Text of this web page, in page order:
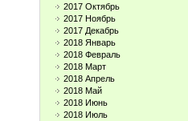
2017 Октябрь
2017 Ноябрь
2017 Декабрь
2018 Январь
2018 Февраль
2018 Март
2018 Апрель
2018 Май
2018 Июнь
2018 Июль